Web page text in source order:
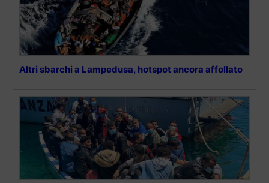
Altri sbarchi a Lampedusa, hotspot ancora affollato